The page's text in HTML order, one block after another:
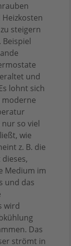
steigern
und
lohnt sich
moderne
so viel
wie
z. B. die
Medium im
und das
wird
Das
strömt in